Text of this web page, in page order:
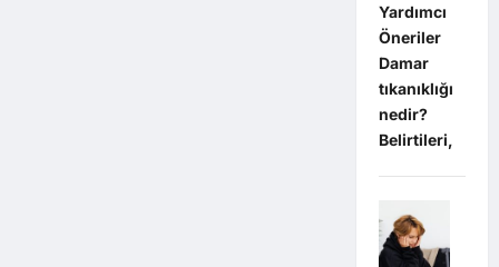
Yardımcı
Öneriler
Damar
tıkanıklığı
nedir?
Belirtileri,